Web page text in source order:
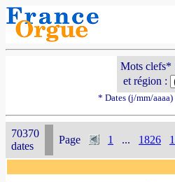
Mots clefs*
et région :
* Dates (j/mm/
70370
dates
Page 1 ... 1826